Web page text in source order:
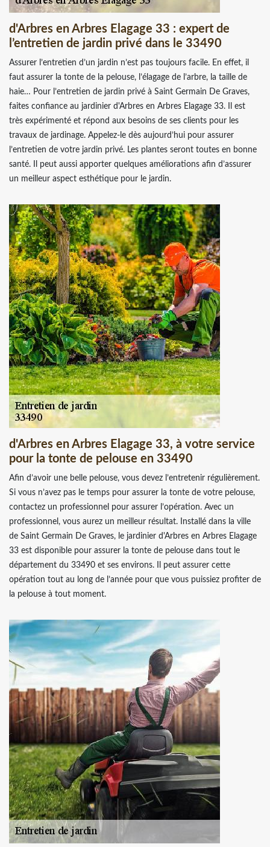
d'Arbres en Arbres Elagage 33 : expert de
l’entretien de jardin privé dans le 33490
Assurer l’entretien d’un jardin n’est pas toujours facile. En effet, il
faut assurer la tonte de la pelouse, l’élagage de l’arbre, la taille de
haie… Pour l’entretien de jardin privé à Saint Germain De Graves,
faites confiance au jardinier d'Arbres en Arbres Elagage 33. Il est
très expérimenté et répond aux besoins de ses clients pour les
travaux de jardinage. Appelez-le dès aujourd’hui pour assurer
l’entretien de votre jardin privé. Les plantes seront toutes en bonne
santé. Il peut aussi apporter quelques améliorations afin d’assurer
un meilleur aspect esthétique pour le jardin.
d'Arbres en Arbres Elagage 33, à votre service
pour la tonte de pelouse en 33490
Afin d’avoir une belle pelouse, vous devez l’entretenir régulièrement.
Si vous n’avez pas le temps pour assurer la tonte de votre pelouse,
contactez un professionnel pour assurer l’opération. Avec un
professionnel, vous aurez un meilleur résultat. Installé dans la ville
de Saint Germain De Graves, le jardinier d'Arbres en Arbres Elagage
33 est disponible pour assurer la tonte de pelouse dans tout le
département du 33490 et ses environs. Il peut assurer cette
opération tout au long de l’année pour que vous puissiez profiter de
la pelouse à tout moment.